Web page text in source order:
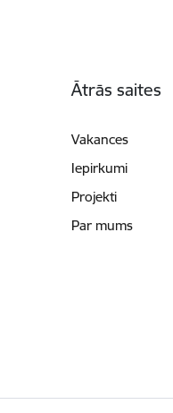
Ātrās saites
Vakances
Iepirkumi
Projekti
Par mums